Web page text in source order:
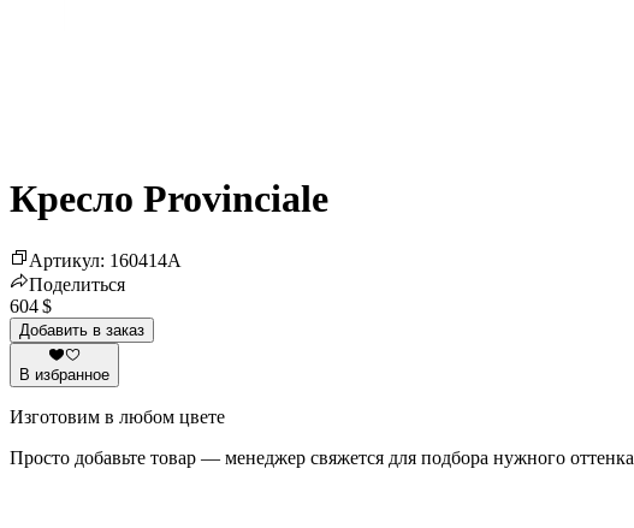
Кресло Provinciale
Артикул: 160414A
Поделиться
604 $
Добавить в заказ
В избранное
Изготовим в любом цвете
Просто добавьте товар — менеджер свяжется для подбора нужного оттенка